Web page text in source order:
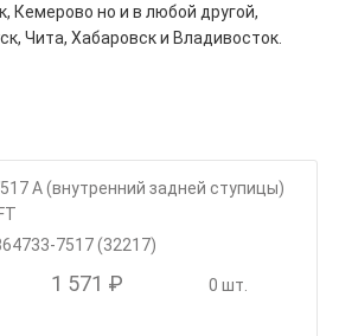
Кемерово но и в любой другой,
Чита, Хабаровск и Владивосток.
А (внутренний задней ступицы)
7517 (32217)
1 571 ₽ 0 шт.